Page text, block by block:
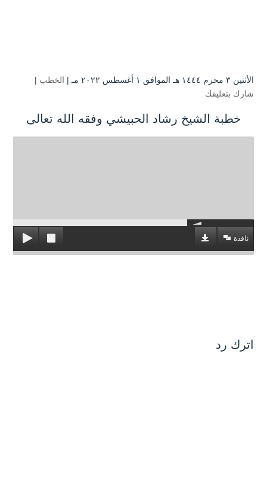
الأثنين ۳ محرم ۱٤٤٤ هـ الموافق ۱ أغسطس ۲۰۲۲ مـ | الخطب |
شارك بتعليقك
خطبة الشيخ رشاد الحبيشي وفقه الله تعالى
نافذة
اترك رد